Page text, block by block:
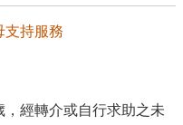
支持服務
經轉介或自行求助之未